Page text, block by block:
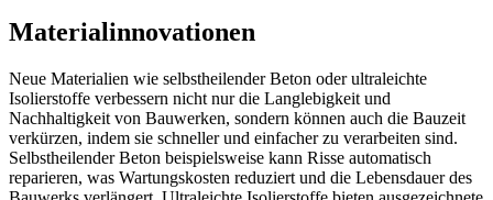
Materialinnovationen
Neue Materialien wie selbstheilender Beton oder ultraleichte
Isolierstoffe verbessern nicht nur die Langlebigkeit und
Nachhaltigkeit von Bauwerken, sondern können auch die Bauzeit
verkürzen, indem sie schneller und einfacher zu verarbeiten sind.
Selbstheilender Beton beispielsweise kann Risse automatisch
reparieren, was Wartungskosten reduziert und die Lebensdauer des